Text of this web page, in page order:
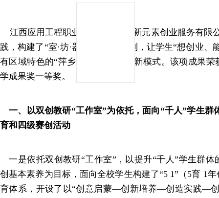
江西应用工程职业学院联合江西新元素创业服务有限
践，构建了“室·坊·器”三维联动机制，让学生“想创业、
有区域特色的“萍乡数字创客”培养新模式。该项成果荣
学成果奖一等奖。
一、以双创教研“工作室”为依托，面向“千人”学生群
育和四级赛创活动
一是依托双创教研“工作室”，以提升“千人”学生群体
创基本素养为目标，面向全校学生构建了“5 1”（5育 1
育体系，开设了以“创意启蒙—创新培养—创造实践—